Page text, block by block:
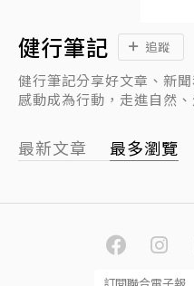
健行筆記 追蹤
健行筆記分享好文章、新
感動成為行動，走進自然
最新文章 最多瀏覽